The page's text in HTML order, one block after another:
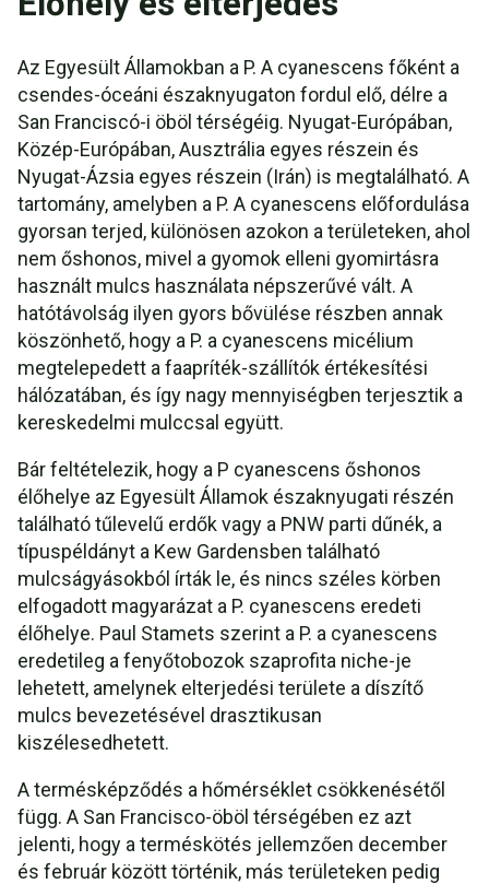
Az Egyesült Államokban a P. A cyanescens főként a
csendes-óceáni északnyugaton fordul elő, délre a
San Franciscó-i öböl térségéig. Nyugat-Európában,
Közép-Európában, Ausztrália egyes részein és
Nyugat-Ázsia egyes részein (Irán) is megtalálható. A
tartomány, amelyben a P. A cyanescens előfordulása
gyorsan terjed, különösen azokon a területeken, ahol
nem őshonos, mivel a gyomok elleni gyomirtásra
használt mulcs használata népszerűvé vált. A
hatótávolság ilyen gyors bővülése részben annak
köszönhető, hogy a P. a cyanescens micélium
megtelepedett a faapríték-szállítók értékesítési
hálózatában, és így nagy mennyiségben terjesztik a
kereskedelmi mulccsal együtt.
Bár feltételezik, hogy a P cyanescens őshonos
élőhelye az Egyesült Államok északnyugati részén
található tűlevelű erdők vagy a PNW parti dűnék, a
típuspéldányt a Kew Gardensben található
mulcságyásokból írták le, és nincs széles körben
elfogadott magyarázat a P. cyanescens eredeti
élőhelye. Paul Stamets szerint a P. a cyanescens
eredetileg a fenyőtobozok szaprofita niche-je
lehetett, amelynek elterjedési területe a díszítő
mulcs bevezetésével drasztikusan
kiszélesedhetett.
A termésképződés a hőmérséklet csökkenésétől
függ. A San Francisco-öböl térségében ez azt
jelenti, hogy a terméskötés jellemzően december
és február között történik, más területeken pedig